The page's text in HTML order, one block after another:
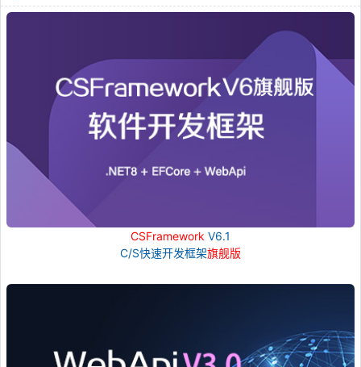
CSFramework V6.1
C/S快速开发框架旗舰版